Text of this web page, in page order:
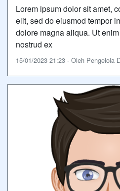
Lorem ipsum dolor sit amet,
elit, sed do eiusmod tempor
dolore magna aliqua. Ut
nostrud ex
15/01/2023 21:23 - Oleh Pengelola